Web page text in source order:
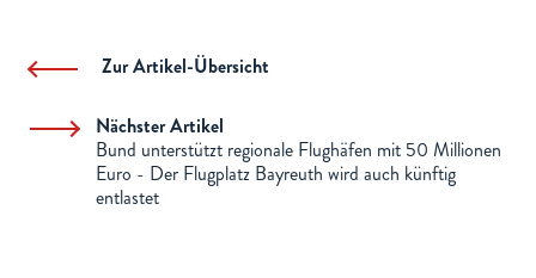
Zur Artikel-Übersicht
Nächster Artikel
Bund unterstützt regionale Flughäfen mit 50 Millionen
Euro - Der Flugplatz Bayreuth wird auch künftig
entlastet